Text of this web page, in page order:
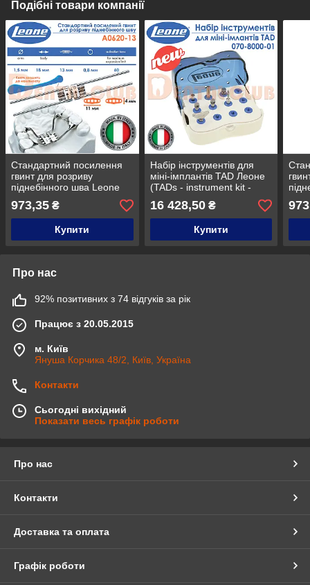
Подібні товари компанії
Стандартний посилення
гвинт для розриву
піднебінного шва Leone
(Леоне) А0620-13
973,35 ₴
Купити
Набір інструментів для
міні-імплантів TAD Леоне
(TADs - instrument kit -
Leone) 070-8000-01
16 428,50₴
Купити
Про нас
92% позитивних з 74 відгуків за рік
Працює з 20.05.2015
м. Київ
Януша Корчика 48/2, Київ, Україна
Контакти
Сьогодні вихідний
Показати весь графік роботи
Про нас
Контакти
Доставка та оплата
Графік роботи